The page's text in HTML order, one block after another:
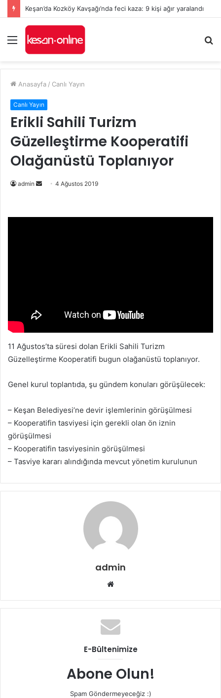
Keşan’da Kozköy Kavşağı’nda feci kaza: 9 kişi ağır yaralandı
Menü
...
Anasayfa / Canlı Yayın
Canlı Yayın
Erikli Sahili Turizm
Güzelleştirme Kooperatifi
Olağanüstü Toplanıyor
admin
Bir
göndermek
4 Ağustos 2019
11 Ağustos’ta süresi dolan Erikli Sahili Turizm
Güzelleştirme Kooperatifi bugun olağanüstü toplanıyor.
Genel kurul toplantıda, şu gündem konuları görüşülecek:
– Keşan Belediyesi’ne devir işlemlerinin görüşülmesi
– Kooperatifin tasviyesi için gerekli olan ön iznin
görüşülmesi
– Kooperatifin tasviyesinin görüşülmesi
– Tasviye kararı alındığında mevcut yönetim kurulunun
admin
Web
E-Bültenimize
Abone Olun!
Spam Göndermeyeceğiz :)